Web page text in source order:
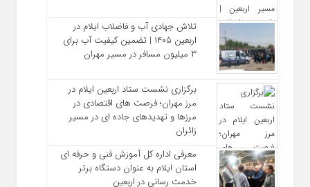
تلاش جهادی آب و فاضلاب ایلام در
اربعین ۱۴۰۵ | تضمین کیفیت آب برای
۳ میلیون مسافر در مسیر مهران
برگزاری نشست ستاد اربعین ایلام در
مرز مهران؛ فرصت‌ های اقتصادی در
مرزها و تهدیدهای جاده‌ ای در مسیر
زائران
معرفی اداره کل آموزش فنی و حرفه‌ ای
استان ایلام به‌ عنوان دستگاه برتر
خدمت‌ رسانی در اربعین